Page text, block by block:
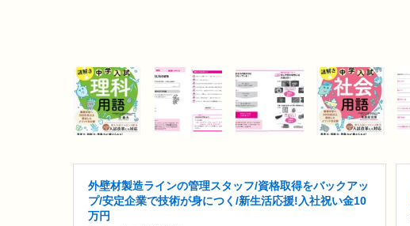
外壁材製造ラインの管理スタッフ/資格取得をバックアッ
プ/安定企業で技術が身につく/新生活応援!入社祝い金10
万円